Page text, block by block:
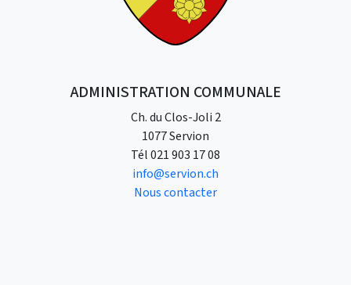
ADMINISTRATION COMMUNALE
Ch. du Clos-Joli 2
1077 Servion
Tél021 903 17 08
info@servion.ch
Nous contacter